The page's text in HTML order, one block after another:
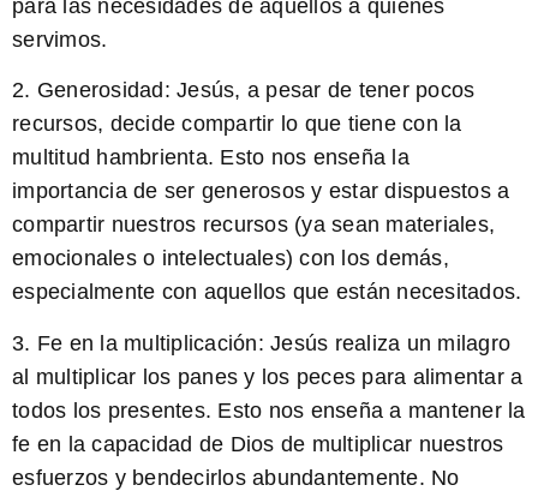
para las necesidades de aquellos a quienes
servimos.
2. Generosidad: Jesús, a pesar de tener pocos
recursos, decide compartir lo que tiene con la
multitud hambrienta. Esto nos enseña la
importancia de ser generosos y estar dispuestos a
compartir nuestros recursos (ya sean materiales,
emocionales o intelectuales) con los demás,
especialmente con aquellos que están necesitados.
3. Fe en la multiplicación: Jesús realiza un milagro
al multiplicar los panes y los peces para alimentar a
todos los presentes. Esto nos enseña a mantener la
fe en la capacidad de Dios de multiplicar nuestros
esfuerzos y bendecirlos abundantemente. No